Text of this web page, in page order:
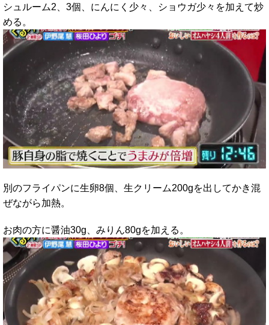
シュルーム2、3個、にんにく少々、ショウガ少々を加えて炒
める。
別のフライパンに生卵8個、生クリーム200gを出してかき混
ぜながら加熱。
お肉の方に醤油30g、みりん80gを加える。